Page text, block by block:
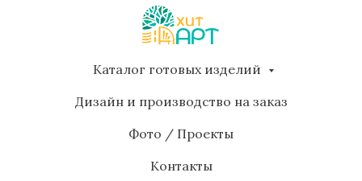
Каталог готовых изделий
Дизайн и производство на заказ
Фото / Проекты
Контакты